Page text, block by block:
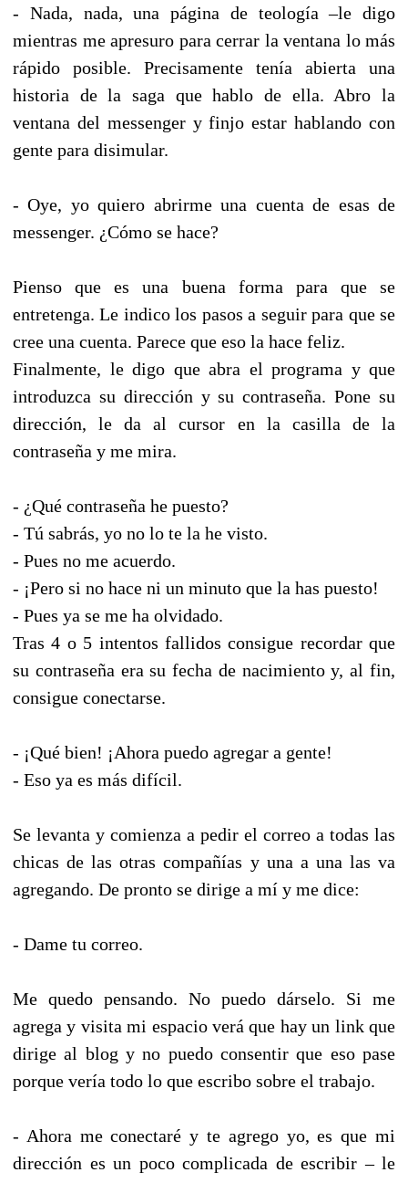
- Nada, nada, una página de teología –le digo
mientras me apresuro para cerrar la ventana lo más
rápido posible. Precisamente tenía abierta una
historia de la saga que hablo de ella. Abro la
ventana del messenger y finjo estar hablando con
gente para disimular.
- Oye, yo quiero abrirme una cuenta de esas de
messenger. ¿Cómo se hace?
Pienso que es una buena forma para que se
entretenga. Le indico los pasos a seguir para que se
cree una cuenta. Parece que eso la hace feliz.
Finalmente, le digo que abra el programa y que
introduzca su dirección y su contraseña. Pone su
dirección, le da al cursor en la casilla de la
contraseña y me mira.
- ¿Qué contraseña he puesto?
- Tú sabrás, yo no lo te la he visto.
- Pues no me acuerdo.
- ¡Pero si no hace ni un minuto que la has puesto!
- Pues ya se me ha olvidado.
Tras 4 o 5 intentos fallidos consigue recordar que
su contraseña era su fecha de nacimiento y, al fin,
consigue conectarse.
- ¡Qué bien! ¡Ahora puedo agregar a gente!
- Eso ya es más difícil.
Se levanta y comienza a pedir el correo a todas las
chicas de las otras compañías y una a una las va
agregando. De pronto se dirige a mí y me dice:
- Dame tu correo.
Me quedo pensando. No puedo dárselo. Si me
agrega y visita mi espacio verá que hay un link que
dirige al blog y no puedo consentir que eso pase
porque vería todo lo que escribo sobre el trabajo.
- Ahora me conectaré y te agrego yo, es que mi
dirección es un poco complicada de escribir – le